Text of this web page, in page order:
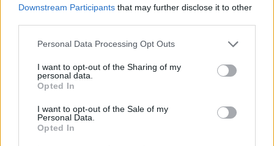
Downstream Participants that may further disclose it to other
Please note that this website/app uses one or more Google
not limited to your visit or usage behaviour. You may click to
grant or deny consent to Google and its third-party tags to
use your data for below specified purposes in below Google
consent section.
Personal Data Processing Opt Outs
I want to opt-out of the Sharing of my
personal data.
Opted In
I want to opt-out of the Sale of my
Personal Data.
Opted In
08. 03.
HA MINDIG EZT A MONDATOT HASZNÁLOD, AZ
RENDKÍVÜL MAGAS ÉRZELMI INTELLIGENCIÁRA UTALHAT
EMIATT CSÖKKENHET A HATÁSUK
Érdemes odafigyelni rá
08. 01.
EGYRE TÖBB FIATALNÁL JELENTKEZIK EZ A
VITAMINHIÁNY – ILYEN JELEKRE FIGYELJ
Erre figyelj!